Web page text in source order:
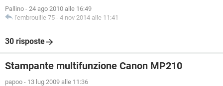
Pallino - 24 ago 2010 alle 16:49
l'embrouille 75 - 4 nov 2014 alle 11:41
30 risposte
Stampante multifunzione Canon MP210
papoo - 13 lug 2009 alle 11:36